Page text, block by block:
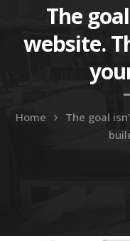
The
website.
Home
The goal